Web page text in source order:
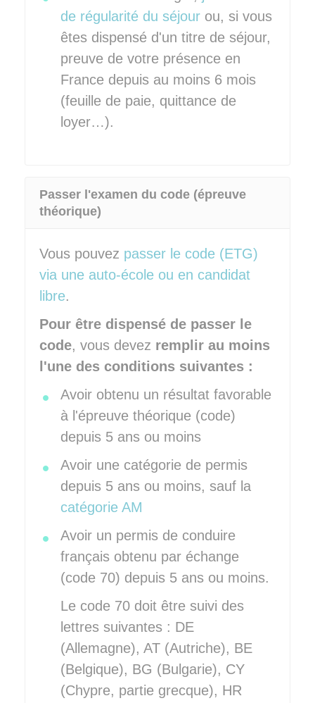
de régularité du séjour ou, si vous
êtes dispensé d'un titre de séjour,
preuve de votre présence en
France depuis au moins 6 mois
(feuille de paie, quittance de
loyer…).
Passer l'examen du code (épreuve
théorique)
Vous pouvez passer le code (ETG)
via une auto-école ou en candidat
libre.
Pour être dispensé de passer le
code, vous devez remplir au moins
l'une des conditions suivantes :
Avoir obtenu un résultat favorable
à l'épreuve théorique (code)
depuis 5 ans ou moins
Avoir une catégorie de permis
depuis 5 ans ou moins, sauf la
catégorie AM
Avoir un permis de conduire
français obtenu par échange
(code 70) depuis 5 ans ou moins.
Le code 70 doit être suivi des
lettres suivantes : DE
(Allemagne), AT (Autriche), BE
(Belgique), BG (Bulgarie), CY
(Chypre, partie grecque), HR